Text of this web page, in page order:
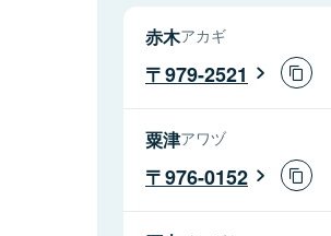
赤木アカギ
979-2521
粟津アワヅ
976-0152